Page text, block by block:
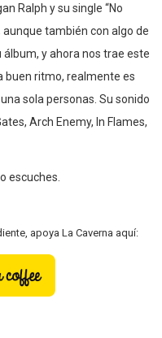
Ralph y su single “No
también con algo de
álbum, y ahora nos trae este
buen ritmo, realmente es
sola personas. Su sonido
Arch Enemy, In Flames,
escuches.
apoya La Caverna aquí: